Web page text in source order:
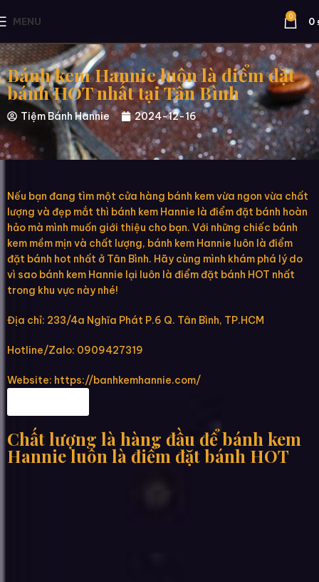
MENU 0 0
Bánh kem Hannie luôn là điểm đặt
bánh HOT nhất tại Tân Bình
Tiệm Bánh Hannie 2024-12-16
Nếu bạn đang tìm một cửa hàng bánh kem vừa ngon vừa chất
lượng và đẹp mắt thì bánh kem Hannie là điểm đặt bánh hoàn
hảo mà mình muốn giới thiệu cho bạn. Với những chiếc bánh
kem mềm mịn và chất lượng, bánh kem Hannie luôn là điểm
đặt bánh hot nhất ở Tân Bình. Hãy cùng mình khám phá lý do
vì sao bánh kem Hannie lại luôn là điểm đặt bánh HOT nhất
trong khu vực này nhé!
Địa chỉ: 233/4a Nghĩa Phát P.6 Q. Tân Bình, TP.HCM
Hotline/Zalo: 0909427319
Website: https://banhkemhannie.com/
Chất lượng là hàng đầu để bánh kem
Hannie luôn là điểm đặt bánh HOT